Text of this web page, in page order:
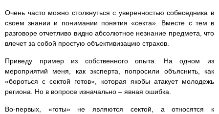
Очень часто можно столкнуться с уверенностью собеседника в
своем знании и понимании понятия «секта». Вместе с тем в
разговоре отчетливо видно абсолютное незнание предмета, что
влечет за собой простую объективизацию страхов.
Приведу пример из собственного опыта. На одном из
мероприятий меня, как эксперта, попросили объяснить, как
«бороться с сектой готов», которая якобы атакует молодежь
региона. Но в вопросе изначально – явная ошибка.
Во-первых, «готы» не являются сектой, а относятся к